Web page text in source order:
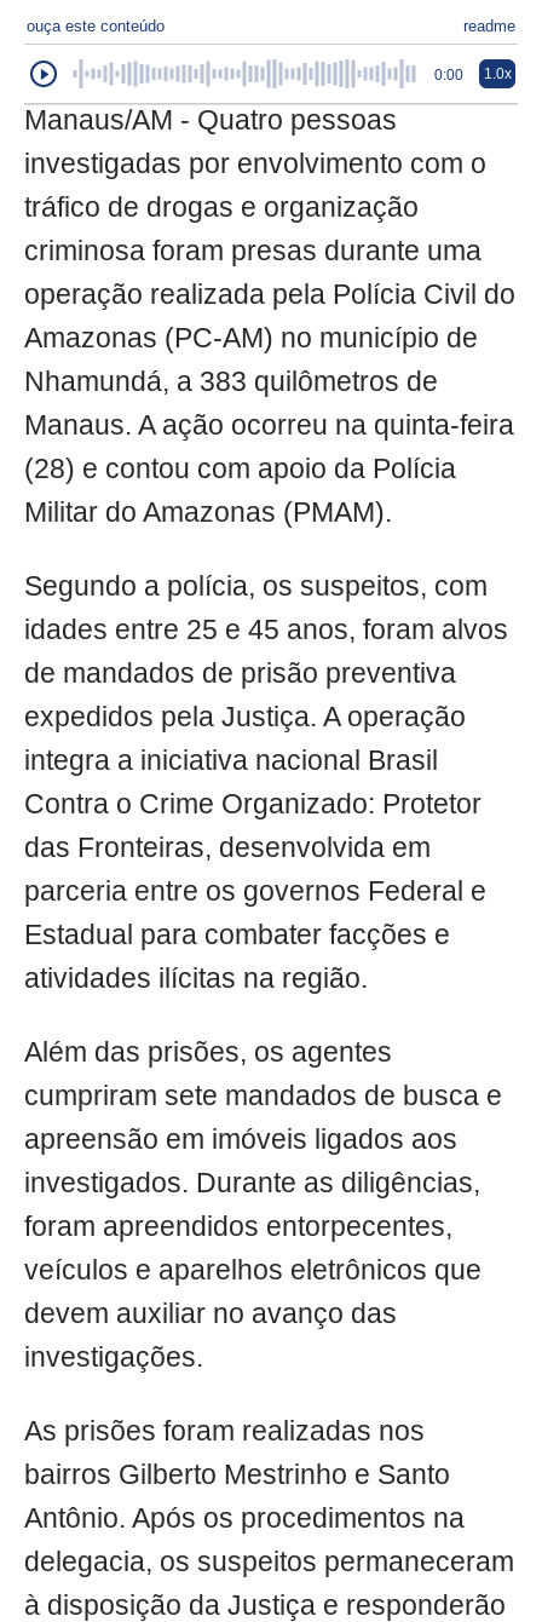
ouça este conteúdo readme
0:00 1.0x
Manaus/AM - Quatro pessoas
investigadas por envolvimento com o
tráfico de drogas e organização
criminosa foram presas durante uma
operação realizada pela Polícia Civil do
Amazonas (PC-AM) no município de
Nhamundá, a 383 quilômetros de
Manaus. A ação ocorreu na quinta-feira
(28) e contou com apoio da Polícia
Militar do Amazonas (PMAM).
Segundo a polícia, os suspeitos, com
idades entre 25 e 45 anos, foram alvos
de mandados de prisão preventiva
expedidos pela Justiça. A operação
integra a iniciativa nacional Brasil
Contra o Crime Organizado: Protetor
das Fronteiras, desenvolvida em
parceria entre os governos Federal e
Estadual para combater facções e
atividades ilícitas na região.
Além das prisões, os agentes
cumpriram sete mandados de busca e
apreensão em imóveis ligados aos
investigados. Durante as diligências,
foram apreendidos entorpecentes,
veículos e aparelhos eletrônicos que
devem auxiliar no avanço das
investigações.
As prisões foram realizadas nos
bairros Gilberto Mestrinho e Santo
Antônio. Após os procedimentos na
delegacia, os suspeitos permaneceram
à disposição da Justiça e responderão